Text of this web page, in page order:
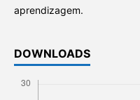
aprendizagem.
DOWNLOADS